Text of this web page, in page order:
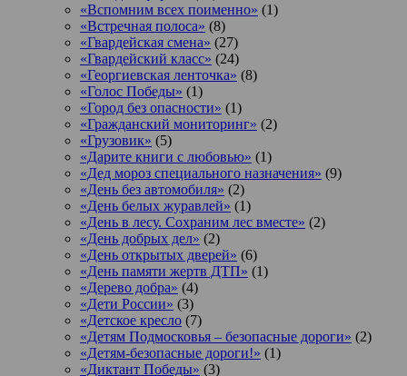
«Вспомним всех поименно» (1)
«Встречная полоса» (8)
«Гвардейская смена» (27)
«Гвардейский класс» (24)
«Георгиевская ленточка» (8)
«Голос Победы» (1)
«Город без опасности» (1)
«Гражданский мониторинг» (2)
«Грузовик» (5)
«Дарите книги с любовью» (1)
«Дед мороз специального назначения» (9)
«День без автомобиля» (2)
«День белых журавлей» (1)
«День в лесу. Сохраним лес вместе» (2)
«День добрых дел» (2)
«День открытых дверей» (6)
«День памяти жертв ДТП» (1)
«Дерево добра» (4)
«Дети России» (3)
«Детское кресло (7)
«Детям Подмосковья – безопасные дороги» (2)
«Детям-безопасные дороги!» (1)
«Диктант Победы» (3)